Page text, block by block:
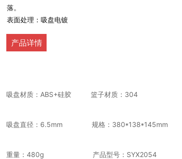
落。
表面处理：吸盘电镀
腐蚀性、硬度高特点
产品详情
吸盘材质：ABS+硅胶 篮子材质：304
吸盘直径：6.5mm 规格：380*138*145mm
重量：480g 产品型号：SYX2054